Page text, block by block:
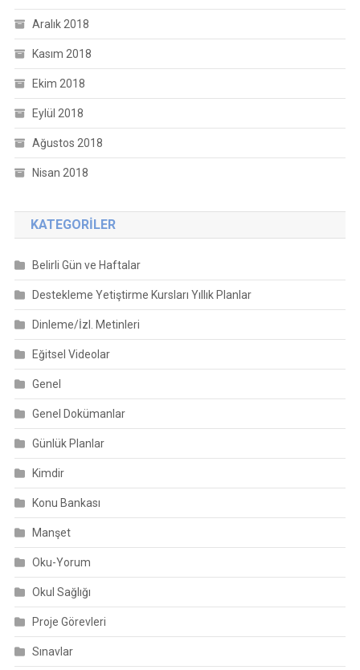
Aralık 2018
Kasım 2018
Ekim 2018
Eylül 2018
Ağustos 2018
Nisan 2018
KATEGORILER
Belirli Gün ve Haftalar
Destekleme Yetiştirme Kursları Yıllık Planlar
Dinleme/İzl. Metinleri
Eğitsel Videolar
Genel
Genel Dokümanlar
Günlük Planlar
Kimdir
Konu Bankası
Manşet
Oku-Yorum
Okul Sağlığı
Proje Görevleri
Sınavlar